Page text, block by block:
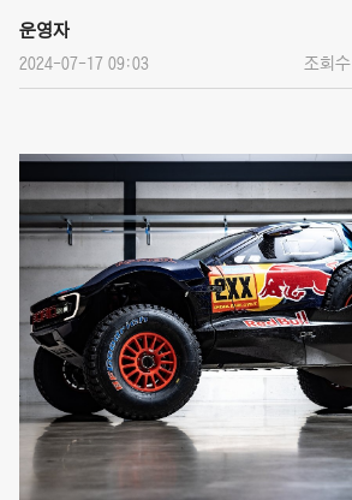
운영자
2024-07-17 09:03 조회수